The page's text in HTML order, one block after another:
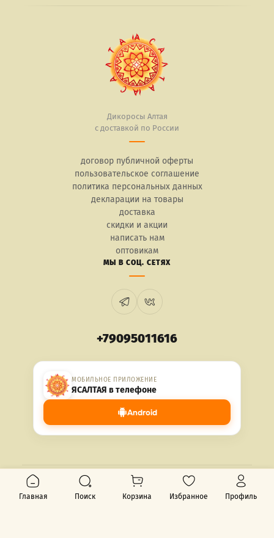
Дикоросы Алтая
с доставкой по России
договор публичной оферты
пользовательское соглашение
политика персональных данных
декларации на товары
доставка
скидки и акции
написать нам
оптовикам
МЫ В СОЦ. СЕТЯХ
+79095011616
МОБИЛЬНОЕ ПРИЛОЖЕНИЕ
ЯСАЛТАЯ в телефоне
Android
© 2026 ЯСАЛТАЯ. Все права защищены.
Главная
Поиск Корзина Избранное Профиль